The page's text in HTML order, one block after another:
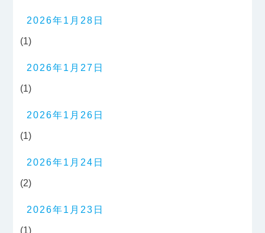
2026年1月28日
(1)
2026年1月27日
(1)
2026年1月26日
(1)
2026年1月24日
(2)
2026年1月23日
(1)